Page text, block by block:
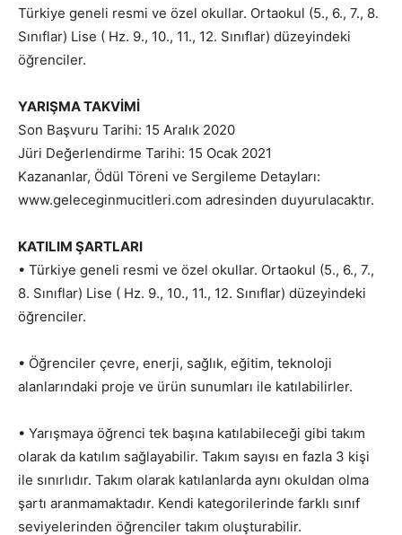
Türkiye geneli resmi ve özel okullar. Ortaokul (5., 6., 7., 8.
Sınıflar) Lise ( Hz. 9., 10., 11., 12. Sınıflar) düzeyindeki
öğrenciler.
YARIŞMA TAKVİMİ
Son Başvuru Tarihi: 15 Aralık 2020
Jüri Değerlendirme Tarihi: 15 Ocak 2021
Kazananlar, Ödül Töreni ve Sergileme Detayları:
www.geleceginmucitleri.com adresinden duyurulacaktır.
KATILIM ŞARTLARI
• Türkiye geneli resmi ve özel okullar. Ortaokul (5., 6., 7.,
8. Sınıflar) Lise ( Hz. 9., 10., 11., 12. Sınıflar) düzeyindeki
öğrenciler.
• Öğrenciler çevre, enerji, sağlık, eğitim, teknoloji
alanlarındaki proje ve ürün sunumları ile katılabilirler.
• Yarışmaya öğrenci tek başına katılabileceği gibi takım
olarak da katılım sağlayabilir. Takım sayısı en fazla 3 kişi
ile sınırlıdır. Takım olarak katılanlarda aynı okuldan olma
şartı aranmamaktadır. Kendi kategorilerinde farklı sınıf
seviyelerinden öğrenciler takım oluşturabilir.